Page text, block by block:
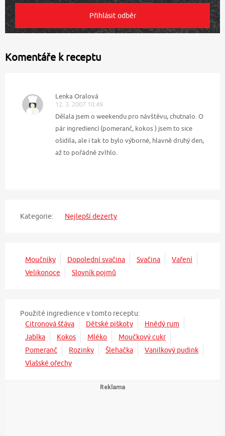
Komentáře k receptu
Lenka Oralová
12. 3. 2007 10:49
Dělala jsem o weekendu pro návštěvu, chutnalo. O
pár ingrediencí (pomeranč, kokos ) jsem to sice
ošidila, ale i tak to bylo výborné, hlavně druhý den,
až to pořádně zvlhlo.
Kategorie: Nejlepší dezerty
Moučníky Dopolední svačina Svačina
Vaření
Velikonoce
Slovník pojmů
Použité ingredience v tomto receptu:
Citronová šťáva
Dětské piškoty
Hnědý rum
Jablka
Kokos Mléko
Moučkový cukr
Pomeranč
Rozinky Šlehačka
Vanilkový pudink
Vlašské ořechy